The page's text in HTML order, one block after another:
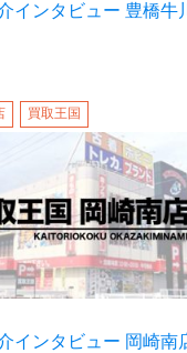
インタビュー 豊橋牛
買取王国
インタビュー 岡崎南